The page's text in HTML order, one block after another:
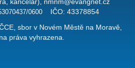
kancelář), nmnm@evangnet.cz
0600 IČO: 43378854
sbor v Novém Městě na Moravě,
práva vyhrazena.